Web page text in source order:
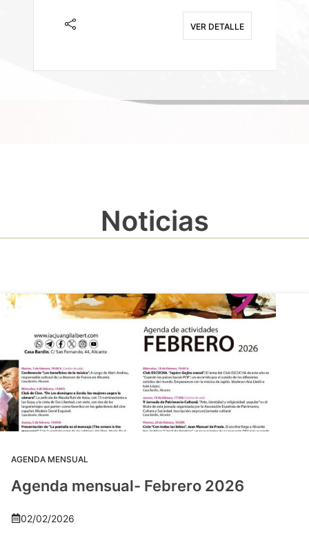
VER DETALLE
Noticias
AGENDA MENSUAL
Agenda mensual- Febrero 2026
02/02/2026